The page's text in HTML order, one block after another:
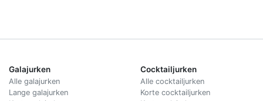
Galajurken
Alle galajurken
Lange galajurken
Cocktailjurken
Alle cocktailjurken
Korte cocktailjurken